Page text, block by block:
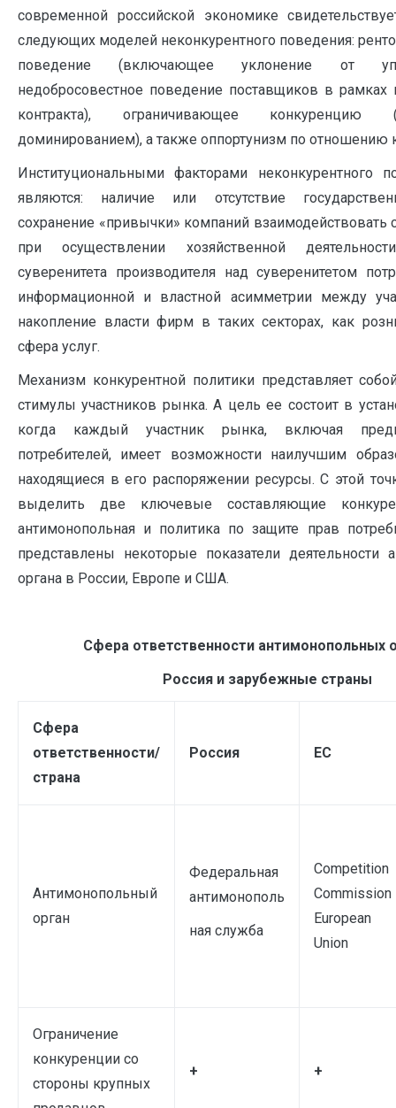
современной российской экономике
следующих моделей неконкурентного поведения:
поведение (включающее уклонение от
недобросовестное поведение поставщиков в рамках
контракта), ограничивающее конкуренцию
доминированием), а также оппортунизм по отношению
Институциональными факторами неконкурентного
являются: наличие или отсутствие
сохранение «привычки» компаний взаимодействовать
при осуществлении хозяйственной
суверенитета производителя над суверенитетом
информационной и властной асимметрии между
накопление власти фирм в таких секторах, как
сфера услуг.
Механизм конкурентной политики представляет
стимулы участников рынка. А цель ее состоит в
когда каждый участник рынка, включая
потребителей, имеет возможности наилучшим
находящиеся в его распоряжении ресурсы. С этой
выделить две ключевые составляющие
антимонопольная и политика по защите прав
представлены некоторые показатели деятельности
органа в России, Европе и США.
Сфера ответственности антимонопольных
Россия и зарубежные страны
Сфера
ответственности/
страна
Россия ЕС
Антимонопольный
орган
Федеральная
антимонополь
ная служба
Competition
Commission
European
Union
Ограничение
конкуренции со
стороны крупных
+ +